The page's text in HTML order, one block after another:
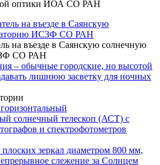
оптики ИОА СО РАН
на въезде в Саянскую солнечную
СО РАН